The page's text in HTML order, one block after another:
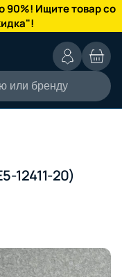
90%! Ищите товар со
или бренду
12411-20)